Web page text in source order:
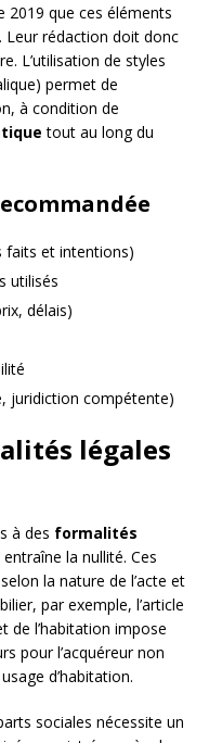
2019 que ces éléments
Leur rédaction doit donc
L’utilisation de styles
permet de
à condition de
tout au long du
faits et intentions)
utilisés
délais)
juridiction compétente)
légales
à des formalités
la nullité. Ces
la nature de l’acte et
par exemple, l’article
de l’habitation impose
pour l’acquéreur non
d’habitation.
sociales nécessite un